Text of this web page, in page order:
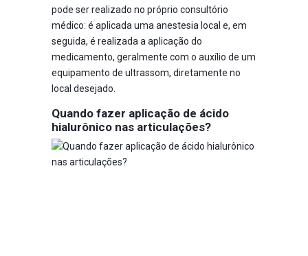
pode ser realizado no próprio consultório
médico: é aplicada uma anestesia local e, em
seguida, é realizada a aplicação do
medicamento, geralmente com o auxílio de um
equipamento de ultrassom, diretamente no
local desejado.
Quando fazer aplicação de ácido
hialurônico nas articulações?